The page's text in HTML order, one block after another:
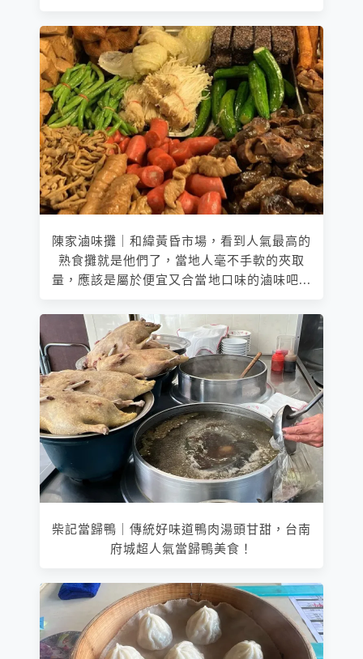
陳家滷味攤｜和緯黃昏市場，看到人氣最高的
熟食攤就是他們了，當地人毫不手軟的夾取
量，應該是屬於便宜又合當地口味的滷味吧...
柴記當歸鴨｜傳統好味道鴨肉湯頭甘甜，台南
府城超人氣當歸鴨美食！